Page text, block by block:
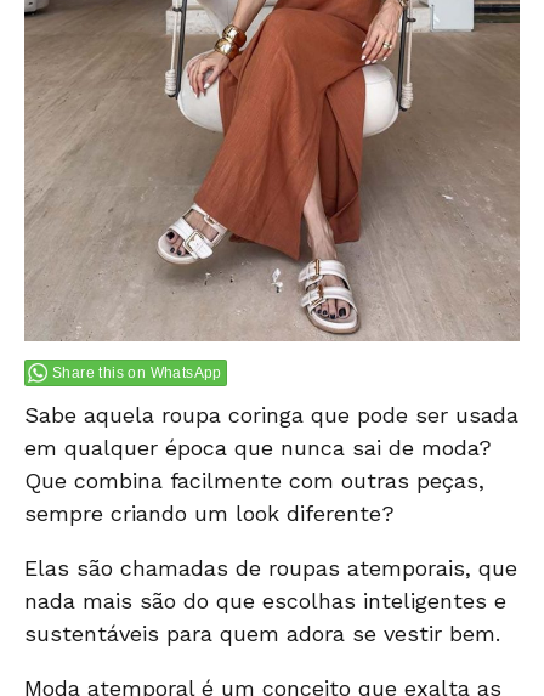
Share this on WhatsApp
Sabe aquela roupa coringa que pode ser usada
em qualquer época que nunca sai de moda?
Que combina facilmente com outras peças,
sempre criando um look diferente?
Elas são chamadas de roupas atemporais, que
nada mais são do que escolhas inteligentes e
sustentáveis para quem adora se vestir bem.
Moda atemporal é um conceito que exalta as